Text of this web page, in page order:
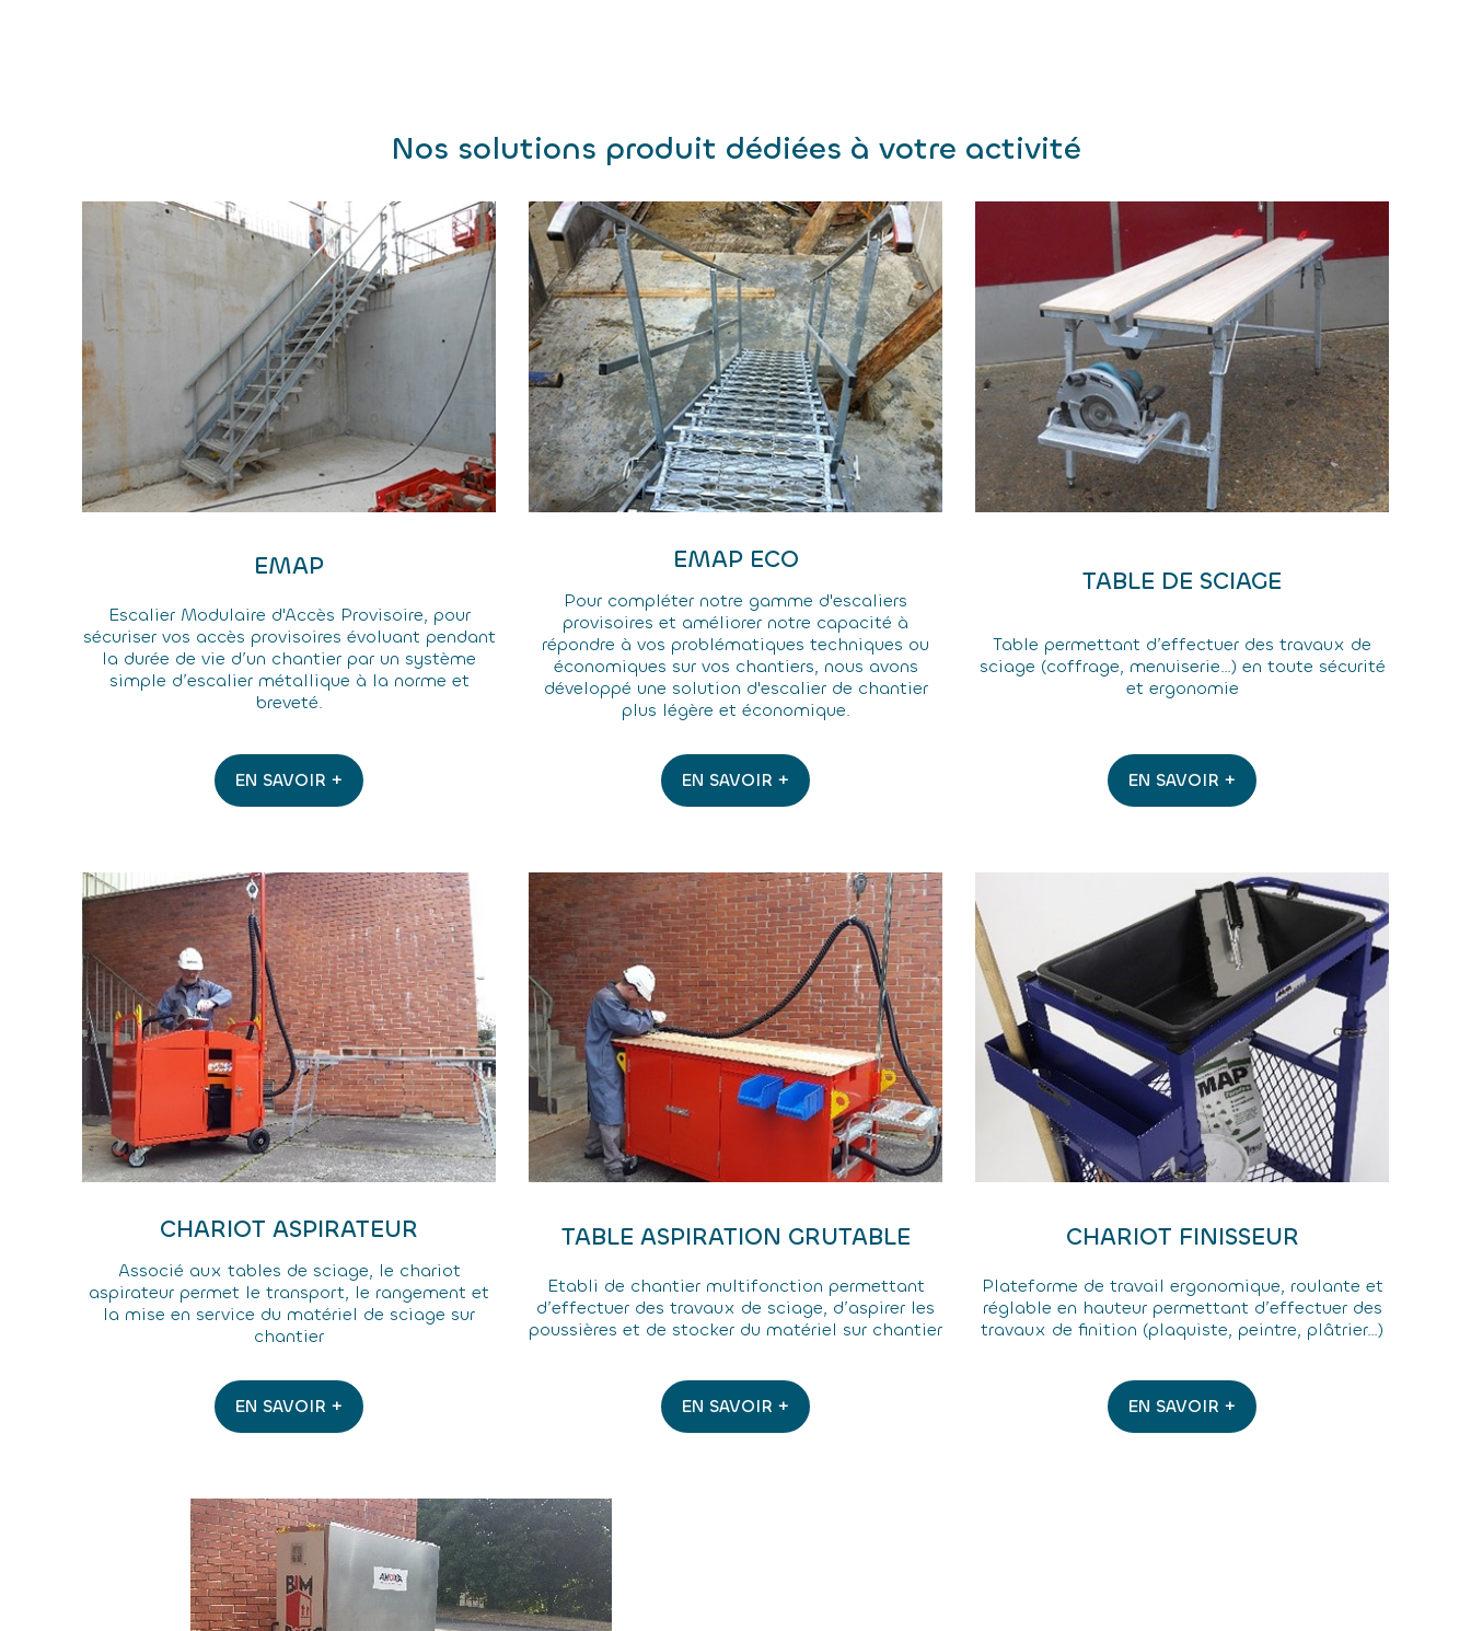
Nos solutions produit dédiées à votre activité
EMAP
Escalier Modulaire d'Accès Provisoire, pour
sécuriser vos accès provisoires évoluant pendant
la durée de vie d’un chantier par un système
simple d’escalier métallique à la norme et
breveté.
EN SAVOIR +
EMAP ECO
Pour compléter notre gamme d'escaliers
provisoires et améliorer notre capacité à
répondre à vos problématiques techniques ou
économiques sur vos chantiers, nous avons
développé une solution d'escalier de chantier
plus légère et économique.
EN SAVOIR +
TABLE DE SCIAGE
Table permettant d’effectuer des travaux de
sciage (coffrage, menuiserie…) en toute sécurité
et ergonomie
EN SAVOIR +
CHARIOT ASPIRATEUR
Associé aux tables de sciage, le chariot
aspirateur permet le transport, le rangement et
la mise en service du matériel de sciage sur
chantier
EN SAVOIR +
TABLE ASPIRATION GRUTABLE
Etabli de chantier multifonction permettant
d’effectuer des travaux de sciage, d’aspirer les
poussières et de stocker du matériel sur chantier
EN SAVOIR +
CHARIOT FINISSEUR
Plateforme de travail ergonomique, roulante et
réglable en hauteur permettant d’effectuer des
travaux de finition (plaquiste, peintre, plâtrier…)
EN SAVOIR +